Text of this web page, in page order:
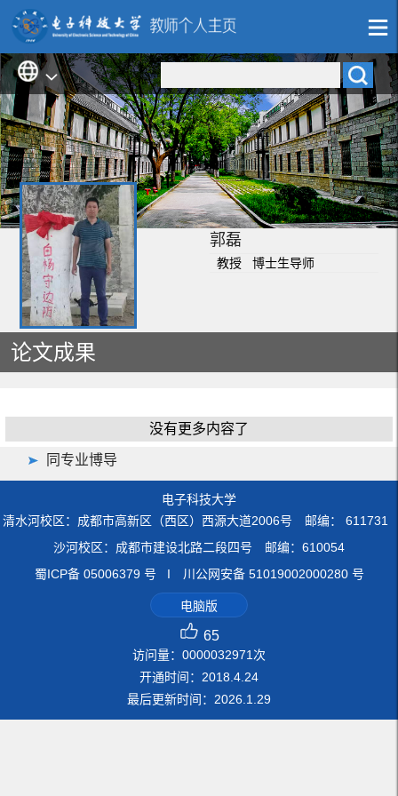
郭磊
教授 博士生导师
论文成果
没有更多内容了
同专业博导
电子科技大学
清水河校区：成都市高新区（西区）西源大道2006号 邮编： 611731
沙河校区：成都市建设北路二段四号 邮编：610054
蜀ICP备 05006379 号 I 川公网安备 51019002000280 号
电脑版
65
访问量： 0000032971 次
开通时间： 2018 4 24
最后更新时间： 2026 1 29